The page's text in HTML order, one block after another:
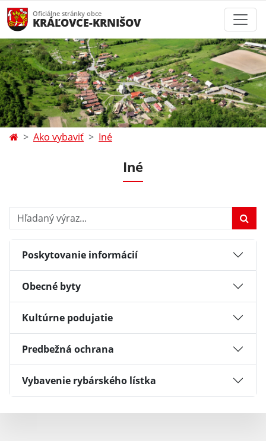
Oficiálne stránky obce
KRÁĽOVCE-KRNIŠOV
Ako vybaviť Iné
Iné
Hľadaný výraz...
Poskytovanie informácií
Obecné byty
Kultúrne podujatie
Predbežná ochrana
Vybavenie rybárského lístka